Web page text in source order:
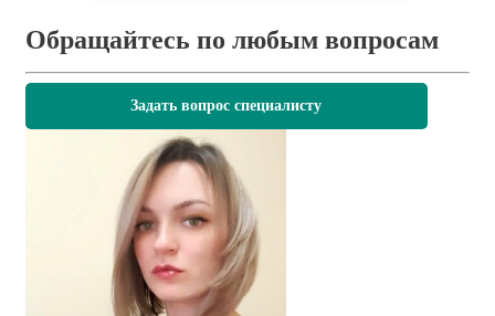
Обращайтесь по любым вопросам
Задать вопрос специалисту